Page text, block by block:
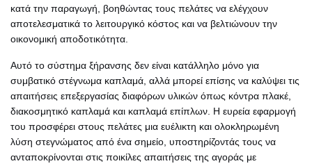
κατά την παραγωγή, βοηθώντας τους πελάτες να ελέγχουν
αποτελεσματικά το λειτουργικό κόστος και να βελτιώνουν την
οικονομική αποδοτικότητα.
Αυτό το σύστημα ξήρανσης δεν είναι κατάλληλο μόνο για
συμβατικό στέγνωμα καπλαμά, αλλά μπορεί επίσης να καλύψει τις
απαιτήσεις επεξεργασίας διαφόρων υλικών όπως κόντρα πλακέ,
διακοσμητικό καπλαμά και καπλαμά επίπλων. Η ευρεία εφαρμογή
του προσφέρει στους πελάτες μια ευέλικτη και ολοκληρωμένη
λύση στεγνώματος από ένα σημείο, υποστηρίζοντάς τους να
ανταποκρίνονται στις ποικίλες απαιτήσεις της αγοράς με